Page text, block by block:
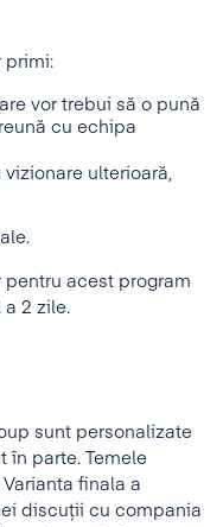
primi:
vor trebui să o pună
cu echipa
ulterioară,
acest program
a 2 zile.
sunt personalizate
în parte. Temele
finala a
discuţii cu compania